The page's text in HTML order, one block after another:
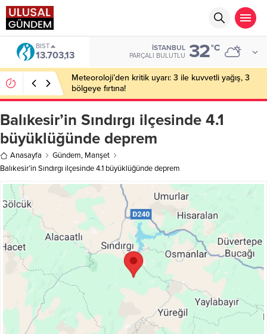
BIST
13.703,13
İSTANBUL
PARÇALI BULUTLU 32°C
Meteoroloji’den kritik uyarı: 3 ile kuvvetli yağış, 3
bölgeye fırtına!
Balıkesir’in Sındırgı ilçesinde 4.1
büyüklüğünde deprem
Anasayfa Gündem, Manşet
Balıkesir’in Sındırgı ilçesinde 4.1 büyüklüğünde deprem